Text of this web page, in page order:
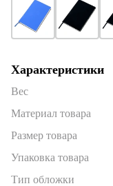
Характеристики
Вес
Материал товара
Размер товара
Упаковка товара
Тип обложки